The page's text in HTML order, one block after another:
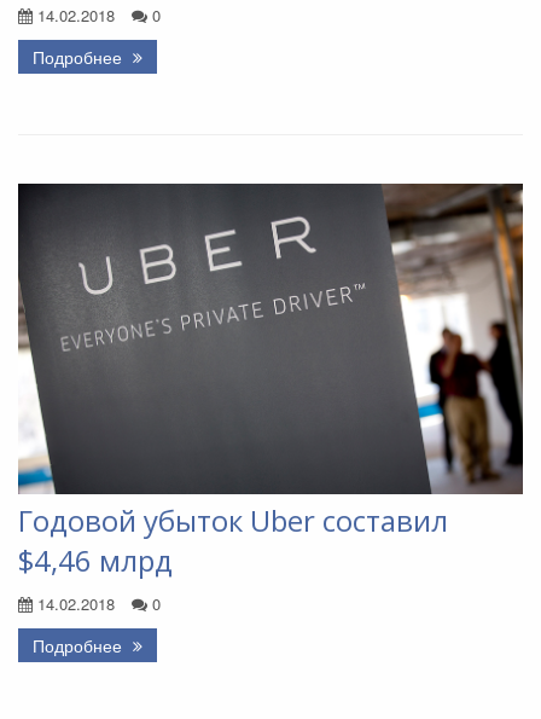
14.02.2018 0
Подробнее
Годовой убыток Uber составил
$4,46 млрд
14.02.2018 0
Подробнее